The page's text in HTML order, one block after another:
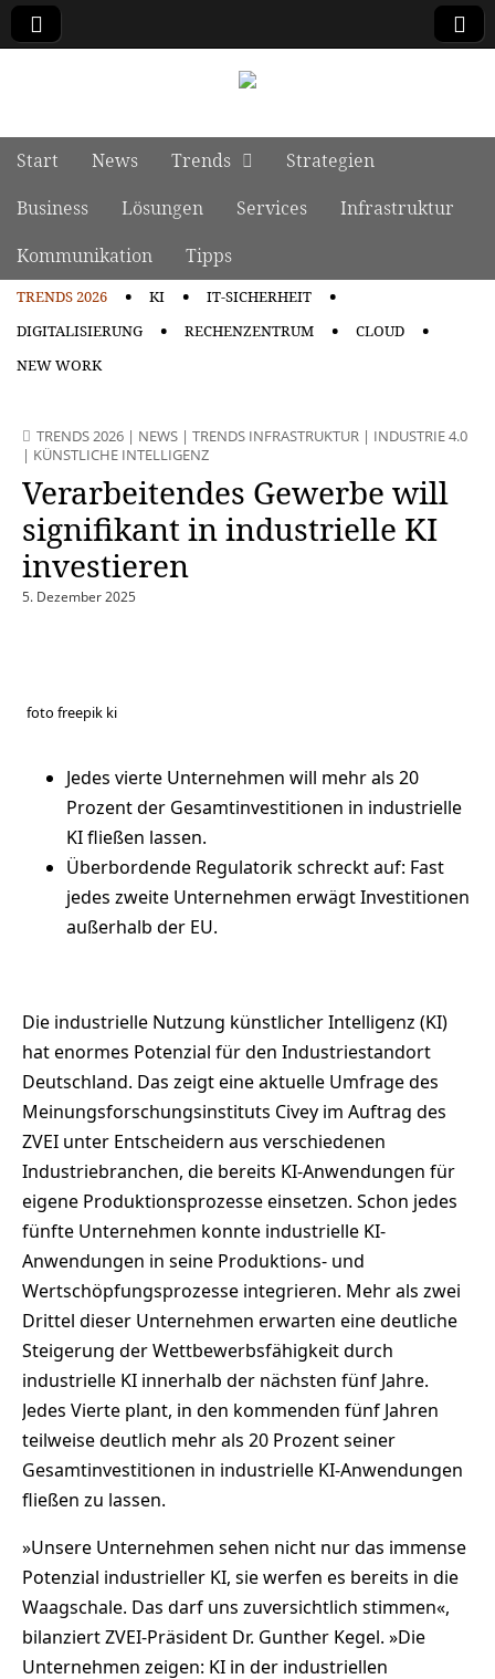
Main menu
Skip to content
Start News Trends
Strategien
Business
Lösungen Services
Infrastruktur
Kommunikation
Tipps
TRENDS 2026 KI
IT-SICHERHEIT
DIGITALISIERUNG
RECHENZENTRUM
CLOUD
NEW WORK
TRENDS 2026 | NEWS | TRENDS INFRASTRUKTUR | INDUSTRIE 4.0
| KÜNSTLICHE INTELLIGENZ
Verarbeitendes Gewerbe will
signifikant in industrielle KI
investieren
5. Dezember 2025
foto freepik ki
Jedes vierte Unternehmen will mehr als 20
Prozent der Gesamtinvestitionen in industrielle
KI fließen lassen.
Überbordende Regulatorik schreckt auf: Fast
jedes zweite Unternehmen erwägt Investitionen
außerhalb der EU.
Die industrielle Nutzung künstlicher Intelligenz (KI)
hat enormes Potenzial für den Industriestandort
Deutschland. Das zeigt eine aktuelle Umfrage des
Meinungsforschungsinstituts Civey im Auftrag des
ZVEI unter Entscheidern aus verschiedenen
Industriebranchen, die bereits KI-Anwendungen für
eigene Produktionsprozesse einsetzen. Schon jedes
fünfte Unternehmen konnte industrielle KI-
Anwendungen in seine Produktions- und
Wertschöpfungsprozesse integrieren. Mehr als zwei
Drittel dieser Unternehmen erwarten eine deutliche
Steigerung der Wettbewerbsfähigkeit durch
industrielle KI innerhalb der nächsten fünf Jahre.
Jedes Vierte plant, in den kommenden fünf Jahren
teilweise deutlich mehr als 20 Prozent seiner
Gesamtinvestitionen in industrielle KI-Anwendungen
fließen zu lassen.
»Unsere Unternehmen sehen nicht nur das immense
Potenzial industrieller KI, sie werfen es bereits in die
Waagschale. Das darf uns zuversichtlich stimmen«,
bilanziert ZVEI-Präsident Dr. Gunther Kegel. »Die
Unternehmen zeigen: KI in der industriellen